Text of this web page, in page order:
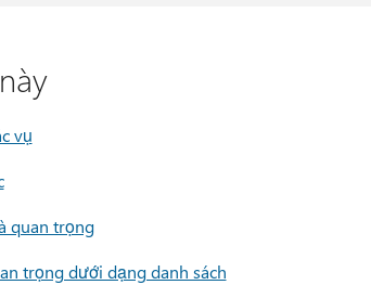
vụ
quan trọng
trọng dưới dạng danh sách